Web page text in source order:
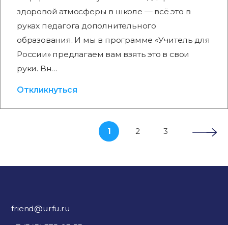
здоровой атмосферы в школе — всё это в
руках педагога дополнительного
образования. И мы в программе «Учитель для
России» предлагаем вам взять это в свои
руки. Вн…
Откликнуться
1 2 3
friend@urfu.ru